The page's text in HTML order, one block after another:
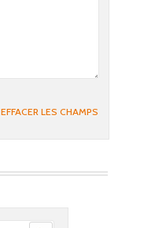
EFFACER LES CHAMPS